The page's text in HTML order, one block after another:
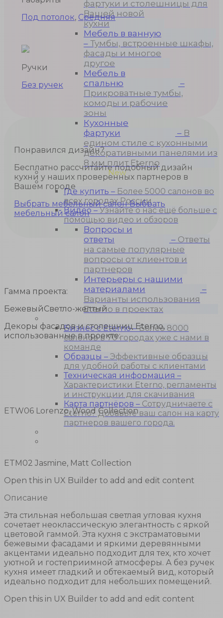
фартуки и столешницы для
Вашей новой
кухни
Мебель в ванную
– Тумбы, встроенные шкафы,
фасады и многое
другое
Мебель в
спальню
–
Прикроватные тумбы,
комоды и рабочие
зоны
Кухонные
фартуки
– В
едином стиле с кухонными
декоративными панелями из
8 мм плит Eterno
Проекты кухонь New
Покупателю
Где купить – Более 5000 салонов во
всех городах России
Видео–Узнайте о нас ещё больше с
помощью видео и обзоров
Вопросы и
ответы
– Ответы
на самые популярные
вопросы от клиентов и
партнеров
Интерьеры с нашими
материалами
–
Варианты использования
Eterno в проектах
Бизнес с Eternо–Более 8000
салонов в 70 городах уже с нами в
команде
Образцы – Эффективные образцы
для удобной работы с клиентами
Техническая информация –
Характеристики Eterno, регламенты
и инструкции для скачивания
Карта партнёров – Сотрудничаете с
Eterno? Добавьте ваш салон на карту
партнеров вашего города.
Под потолок, Средняя
Ручки
Без ручек
Понравился дизайн?
Бесплатно рассчитайте подобный дизайн
кухни у наших проверенных партнеров в
Вашем городе
Выбрать мебельный салон Выбрать
мебельный салон
Гамма проекта:
БежевыйСветло-желтый
Декоры фасадов и столешниц Eterno,
использованные в проекте:
ETW06 Lorenzo, Wood Collection
ETM02 Jasmine, Matt Collection
Open this in UX Builder to add and edit content
Описание
Эта стильная небольшая светлая угловая кухня
сочетает неоклассическую элегантность с яркой
цветовой гаммой. Эта кухня с экстраматовыми
бежевыми фасадами и яркими деревянными
акцентами идеально подходит для тех, кто хочет
уютной и гостеприимной атмосферы. А без ручек
кухня имеет гладкий и обтекаемый вид, который
идеально подходит для небольших помещений.
Open this in UX Builder to add and edit content